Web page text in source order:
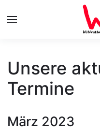
Skip to main content
Unsere
Termine
März 2023